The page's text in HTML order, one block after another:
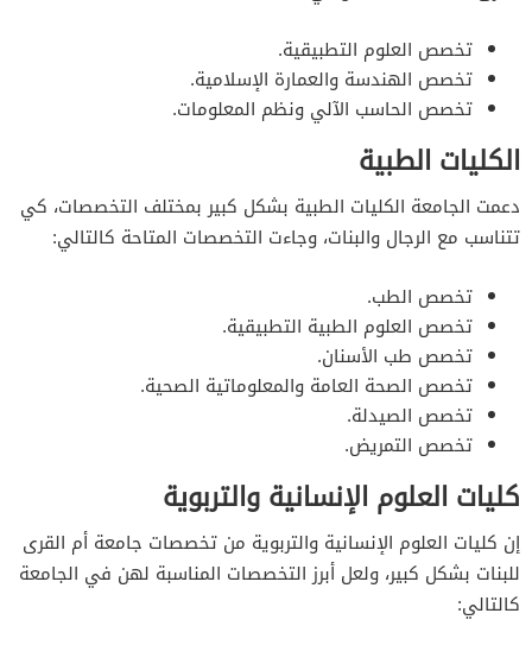
تخصص العلوم التطبيقية.
تخصص الهندسة والعمارة الإسلامية.
تخصص الحاسب الآلي ونظم المعلومات.
الكليات الطبية
دعمت الجامعة الكليات الطبية بشكل كبير بمختلف التخصصات، كي
تتناسب مع الرجال والبنات، وجاءت التخصصات المتاحة كالتالي:
تخصص الطب.
تخصص العلوم الطبية التطبيقية.
تخصص طب الأسنان.
تخصص الصحة العامة والمعلوماتية الصحية.
تخصص الصيدلة.
تخصص التمريض.
كليات العلوم الإنسانية والتربوية
إن كليات العلوم الإنسانية والتربوية من تخصصات جامعة أم القرى
للبنات بشكل كبير، ولعل أبرز التخصصات المناسبة لهن في الجامعة
كالتالي: